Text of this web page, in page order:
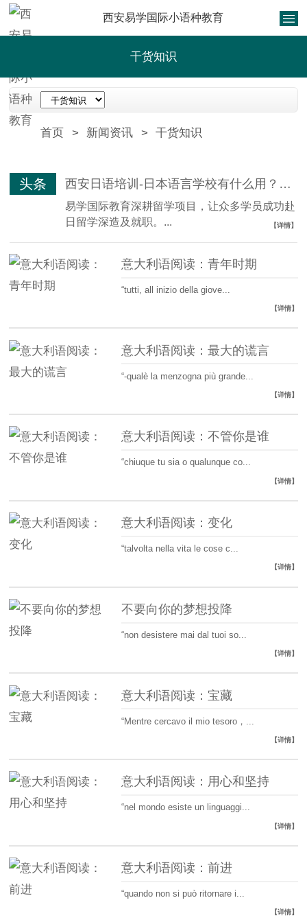
西安易学国际小语种教育
干货知识
首页 > 新闻资讯 > 干货知识
头条 西安日语培训-日本语言学校有什么用？一篇文章给您讲清楚！
易学国际教育深耕留学项目，让众多学员成功赴
日留学深造及就职。...
【详情】
意大利语阅读：青年时期
“tutti, all inizio della giove...
【详情】
意大利语阅读：最大的谎言
“-qualè la menzogna più grande...
【详情】
意大利语阅读：不管你是谁
“chiuque tu sia o qualunque co...
【详情】
意大利语阅读：变化
“talvolta nella vita le cose c...
【详情】
不要向你的梦想投降
“non desistere mai dal tuoi so...
【详情】
意大利语阅读：宝藏
“Mentre cercavo il mio tesoro，...
【详情】
意大利语阅读：用心和坚持
“nel mondo esiste un linguaggi...
【详情】
意大利语阅读：前进
“quando non si può ritornare i...
【详情】